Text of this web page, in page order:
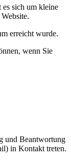
es sich um kleine
erreicht wurde.
wenn Sie
und Beantwortung
in Kontakt treten.